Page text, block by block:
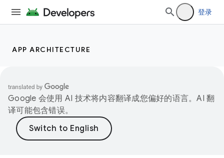
登录
APP ARCHITECTURE
Google 会使用 AI 技术将内容翻译成您偏好的语言。AI 翻
译可能包含错误。